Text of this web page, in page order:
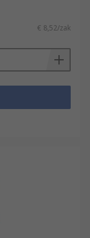
€ 8,52/zak